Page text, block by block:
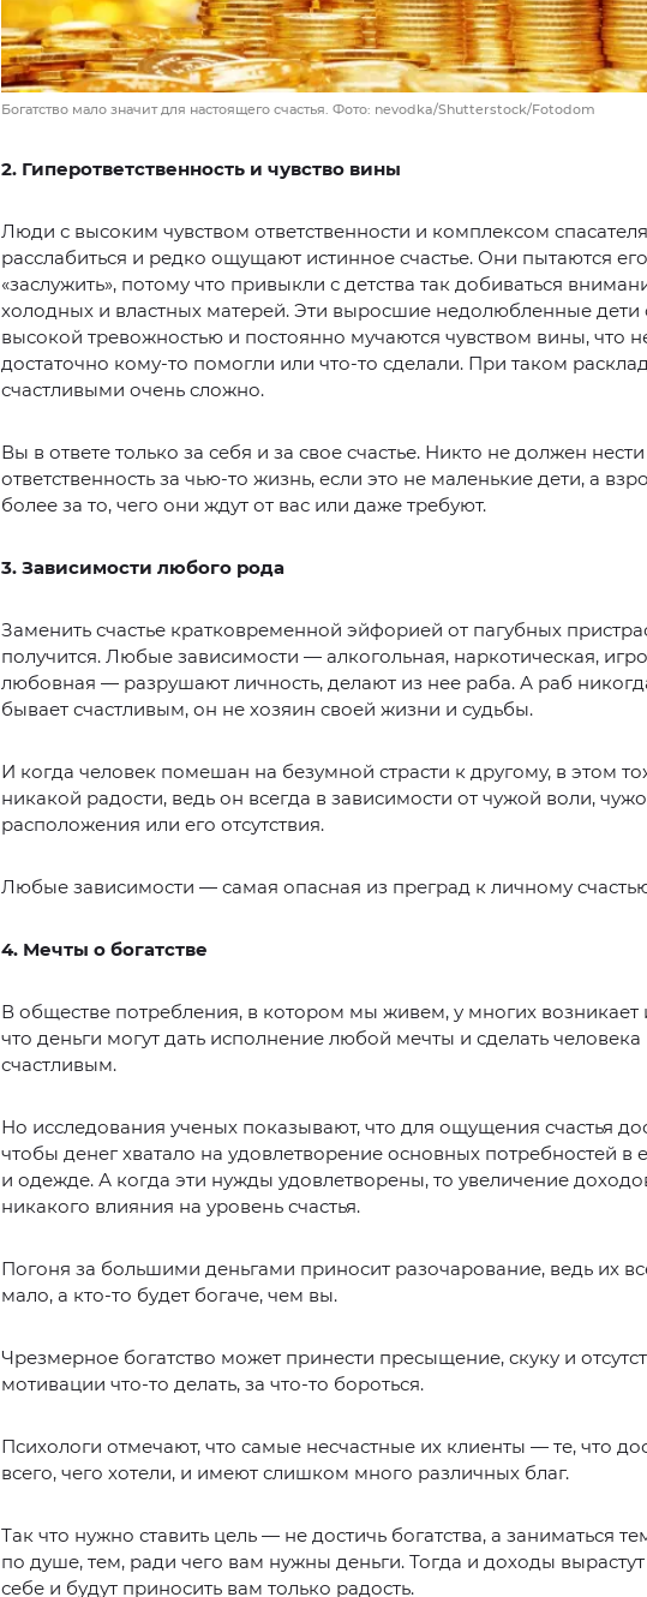
Богатство мало значит для настоящего счастья. Фото: nevodka/Shutterstock/Fotodom
2. Гиперответственность и чувство вины
Люди с высоким чувством ответственности и комплексом
расслабиться и редко ощущают истинное счастье. Они пытаются его
«заслужить», потому что привыкли с детства так добиваться
холодных и властных матерей. Эти выросшие недолюбленные дети
высокой тревожностью и постоянно мучаются чувством вины, что
достаточно кому-то помогли или что-то сделали. При таком
счастливыми очень сложно.
Вы в ответе только за себя и за свое счастье. Никто не должен нести
ответственность за чью-то жизнь, если это не маленькие дети, а
более за то, чего они ждут от вас или даже требуют.
3. Зависимости любого рода
Заменить счастье кратковременной эйфорией от пагубных
получится. Любые зависимости — алкогольная, наркотическая,
любовная — разрушают личность, делают из нее раба. А раб
бывает счастливым, он не хозяин своей жизни и судьбы.
И когда человек помешан на безумной страсти к другому, в этом
никакой радости, ведь он всегда в зависимости от чужой воли,
расположения или его отсутствия.
Любые зависимости — самая опасная из преград к личному
4. Мечты о богатстве
В обществе потребления, в котором мы живем, у многих возникает
что деньги могут дать исполнение любой мечты и сделать человека
счастливым.
Но исследования ученых показывают, что для ощущения счастья
чтобы денег хватало на удовлетворение основных потребностей в
и одежде. А когда эти нужды удовлетворены, то увеличение
никакого влияния на уровень счастья.
Погоня за большими деньгами приносит разочарование, ведь их
мало, а кто-то будет богаче, чем вы.
Чрезмерное богатство может принести пресыщение, скуку и
мотивации что-то делать, за что-то бороться.
Психологи отмечают, что самые несчастные их клиенты — те, что
всего, чего хотели, и имеют слишком много различных благ.
Так что нужно ставить цель — не достичь богатства, а заниматься
по душе, тем, ради чего вам нужны деньги. Тогда и доходы
себе и будут приносить вам только радость.